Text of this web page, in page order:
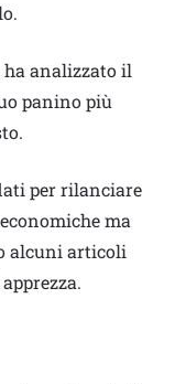
ha analizzato il
panino più
per rilanciare
ma
alcuni articoli